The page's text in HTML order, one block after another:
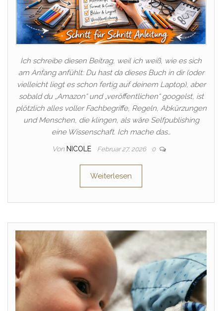
Ich schreibe diesen Beitrag, weil ich weiß, wie es sich
am Anfang anfühlt: Du hast da dieses Buch in dir (oder
vielleicht liegt es schon fertig auf deinem Laptop), aber
sobald du „Amazon“ und „veröffentlichen“ googelst, ist
plötzlich alles voller Fachbegriffe, Regeln, Abkürzungen
und Menschen, die klingen, als wäre Selfpublishing
eine Wissenschaft. Ich mache das…
Von NICOLE Februar 27, 2026 0
Weiterlesen